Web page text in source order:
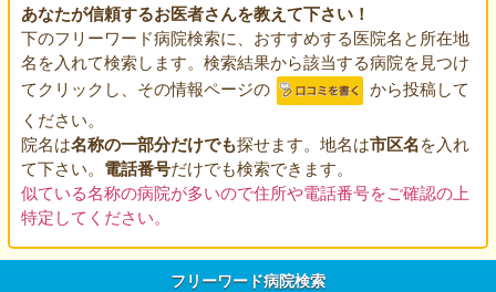
あなたが信頼するお医者さんを教えて下さい！
下のフリーワード病院検索に、おすすめする医院名と所在地
名を入れて検索します。検索結果から該当する病院を見つけ
てクリックし、その情報ページの
から投稿して
ください。
院名は名称の一部分だけでも探せます。地名は市区名を入れ
て下さい。 電話番号だけでも検索できます。
似ている名称の病院が多いので住所や電話番号をご確認の上
特定してください。
フリーワード病院検索